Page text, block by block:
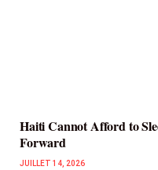
Haiti Cannot Afford to
Forward
JUILLET 14, 2026